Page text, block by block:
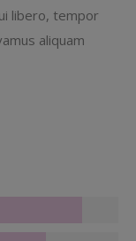
libero, tempor
aliquam